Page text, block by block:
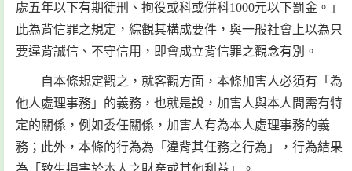
處五年以下有期徒刑、拘役或科或併科1000元以下罰金。」
此為背信罪之規定，綜觀其構成要件，與一般社會上以為只
要違背誠信、不守信用，即會成立背信罪之觀念有別。
自本條規定觀之，就客觀方面，本條加害人必須有「為
他人處理事務」的義務，也就是說，加害人與本人間需有特
定的關係，例如委任關係，加害人有為本人處理事務的義
務；此外，本條的行為為「違背其任務之行為」，行為結果